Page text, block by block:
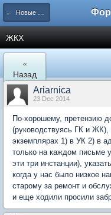
← Новые Водники
ЖКХ
«
Назад
Ariarnica
23 Dec 2014
По-хорошему, претензию
(руководствуясь ГК и ЖК),
экземплярах 1) в УК 2) в
только на каждом письме
эти три инстанции),
когда у нас было низкое
старому за ремонт и
и еще ходили просили